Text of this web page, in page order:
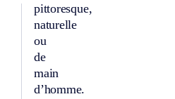
pittoresque,
naturelle
ou
de
main
d’homme.